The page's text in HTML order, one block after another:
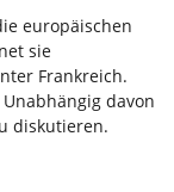
europäischen
sie
Frankreich.
davon
diskutieren.